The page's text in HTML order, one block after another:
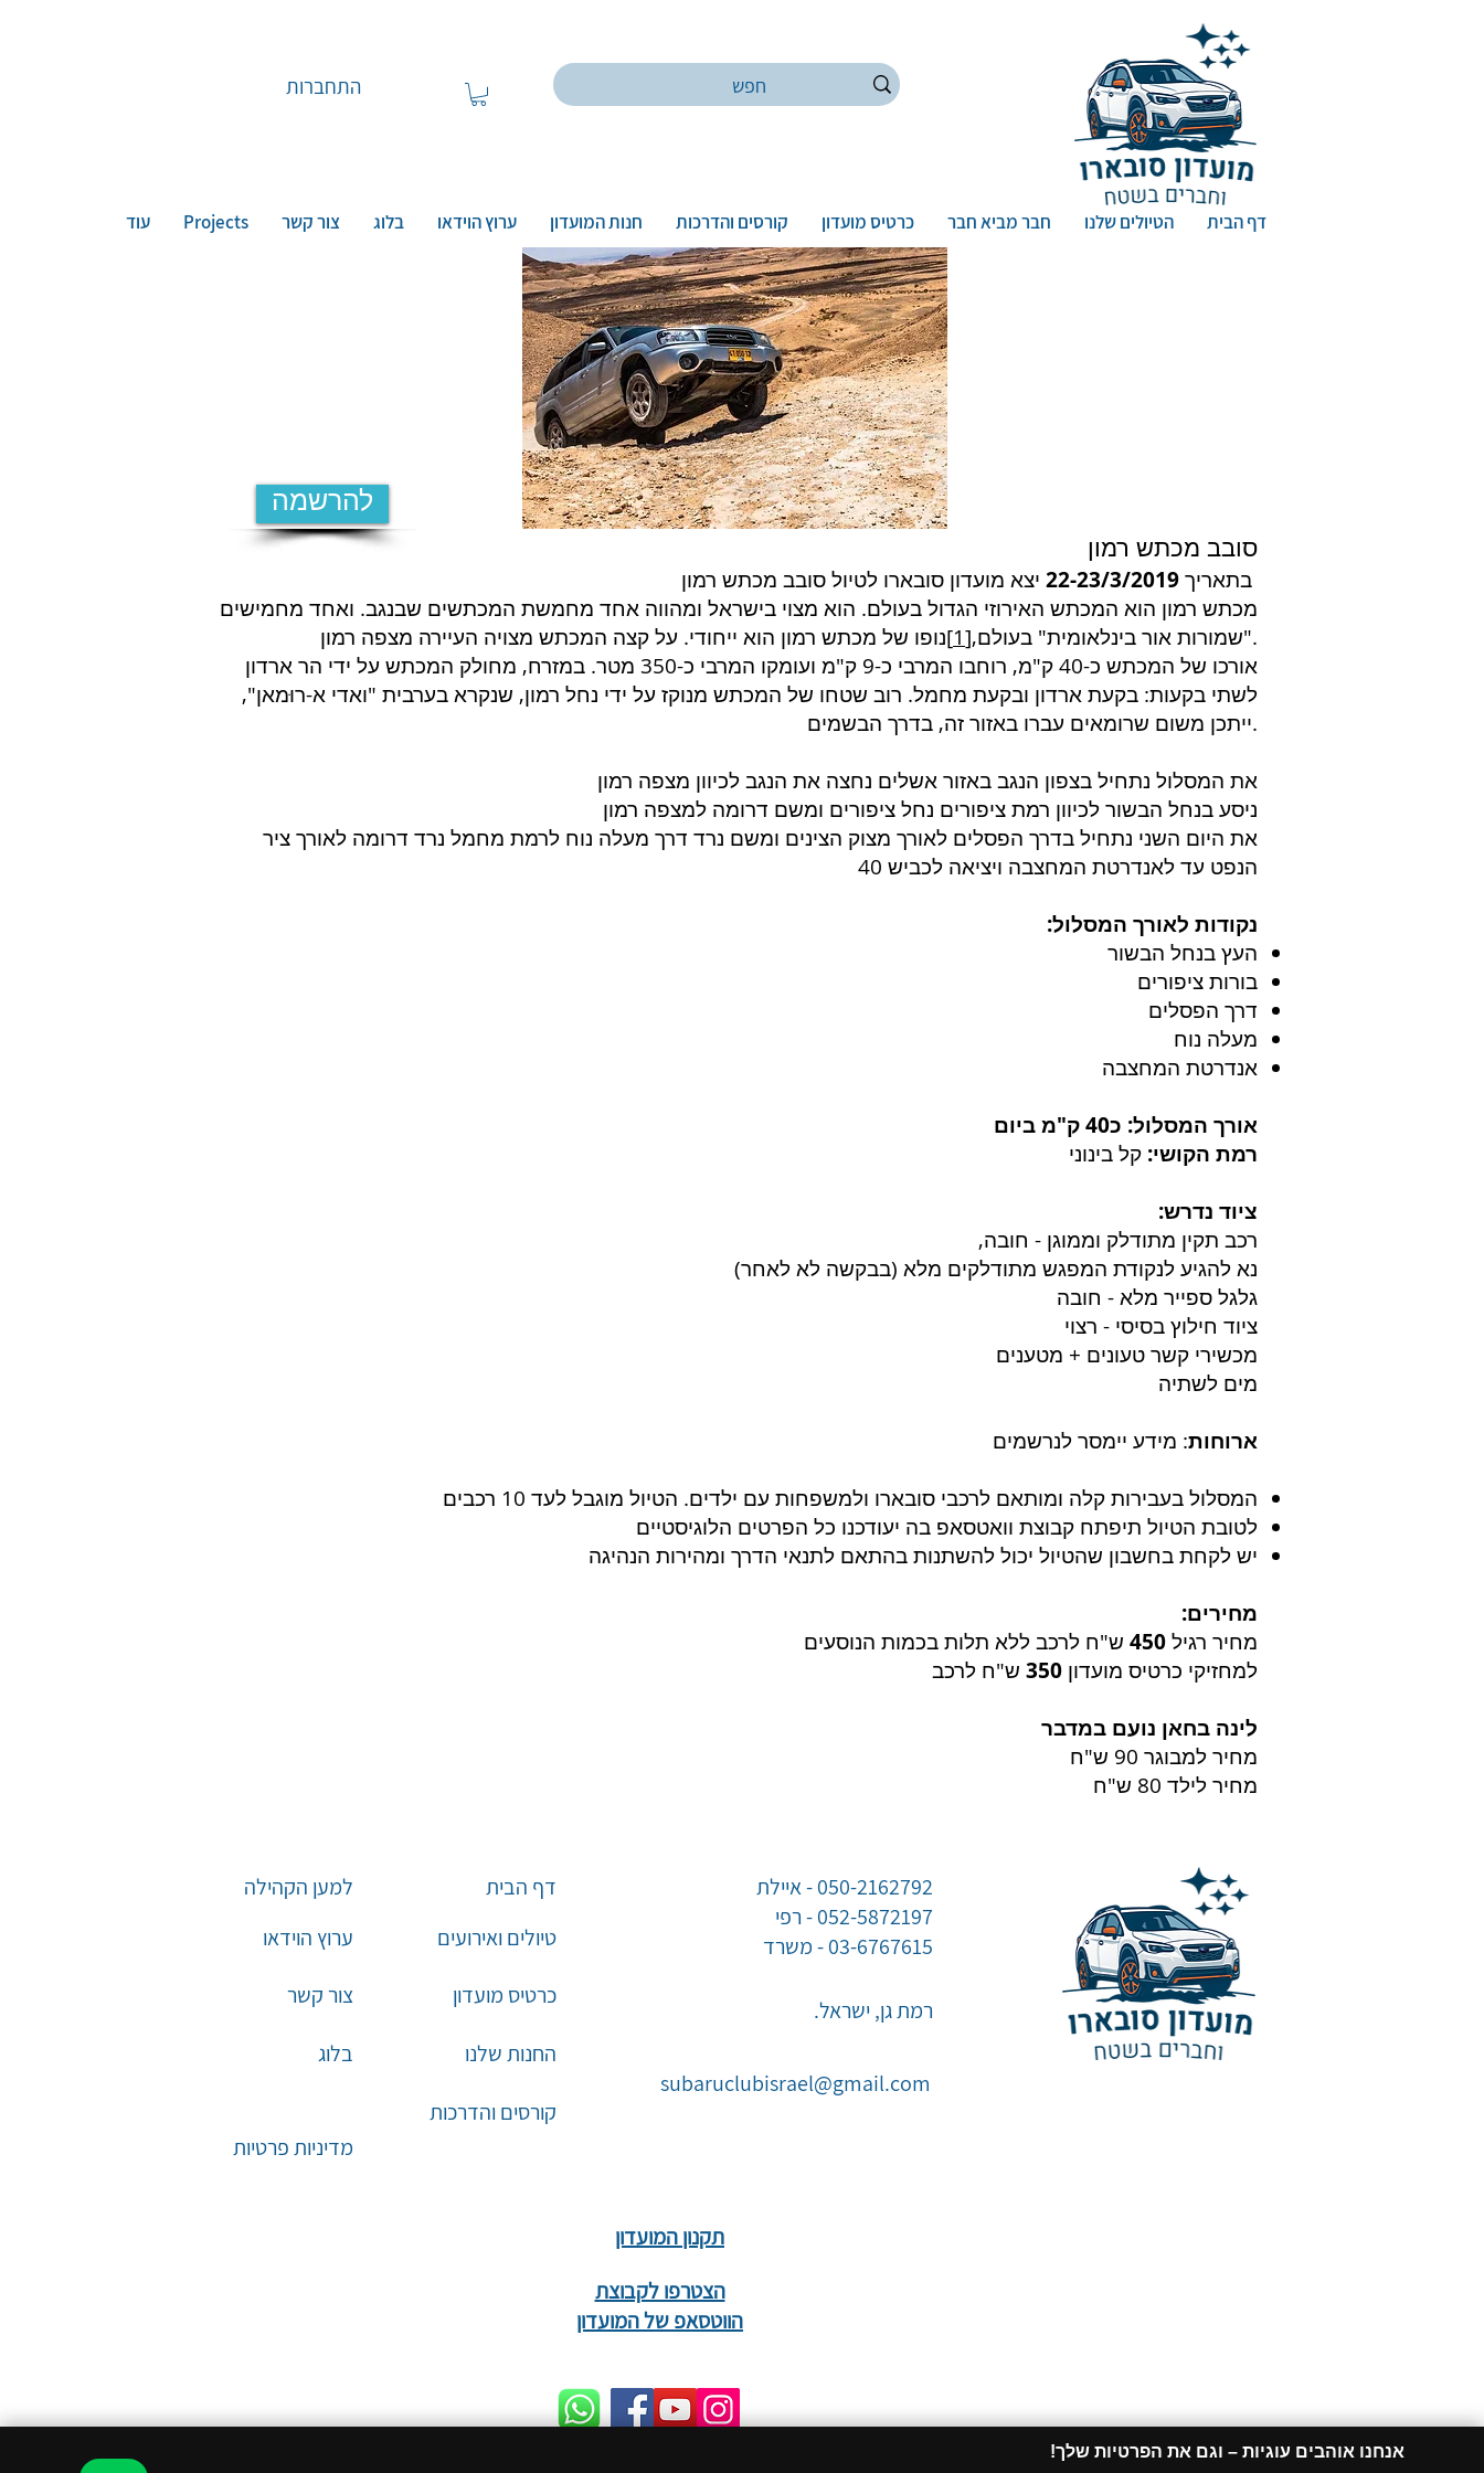
התחברות
דף הבית הטיולים שלנו חבר מביא חבר כרטיס מועדון קורסים והדרכות חנות המועדון ערוץ הוידאו בלוג צור קשר Projects עוד
להרשמה
סובב מכתש רמון
בתאריך22-23/3/2019
מכתש רמון הוא המכתש האירוזי הגדול בעולם. הוא מצוי בישראל ומהווה אחד מחמשת המכתשים שבנגב. ואחד מחמישים
"שמורות אור בינלאומית" בעולם,[1]
נופו של מכתש רמון הוא ייחודי. על קצה המכתש מצויה העיירה מצפה רמון.
אורכו של המכתש כ-40 ק"מ, רוחבו המרבי כ-9 ק"מ ועומקו המרבי כ-350 מטר. במזרח, מחולק המכתש על ידי הר ארדון
לשתי בקעות: בקעת ארדון ובקעת מחמל. רוב שטחו של המכתש מנוקז על ידי נחל רמון, שנקרא בערבית "ואדי א-רוּמאן",
ייתכן משום שרומאים עברו באזור זה, בדרך הבשמים.
את המסלול נתחיל בצפון הנגב באזור אשלים נחצה את הנגב לכיוון מצפה רמון
ניסע בנחל הבשור לכיוון רמת ציפורים נחל ציפורים ומשם דרומה למצפה רמון
את היום השני נתחיל בדרך הפסלים לאורך מצוק הצינים ומשם נרד דרך מעלה נוח לרמת מחמל נרד דרומה לאורך ציר
הנפט עד לאנדרטת המחצבה ויציאה לכביש 40
נקודות לאורך המסלול:
העץ בנחל הבשור
בורות ציפורים
דרך הפסלים
מעלה נוח
אנדרטת המחצבה
אורך המסלול: כ40 ק"מ ביום
רמת הקושי: קל בינוני
ציוד נדרש:
רכב תקין מתודלק וממוגן - חובה,
נא להגיע לנקודת המפגש מתודלקים מלא (בבקשה לא לאחר)
גלגל ספייר מלא - חובה
ציוד חילוץ בסיסי - רצוי
מכשירי קשר טעונים + מטענים
מים לשתיה
ארוחות: מידע יימסר לנרשמים
המסלול בעבירות קלה ומותאם לרכבי סובארו ולמשפחות עם ילדים. הטיול מוגבל לעד 10 רכבים
לטובת הטיול תיפתח קבוצת וואטסאפ בה יעודכנו כל הפרטים הלוגיסטיים
יש לקחת בחשבון שהטיול יכול להשתנות בהתאם לתנאי הדרך ומהירות הנהיגה
מחירים:
מחיר רגיל450 ש"ח לרכב ללא תלות בכמות הנוסעים
למחזיקי כרטיס מועדון 350 ש"ח לרכב
לינה בחאן נועם במדבר
מחיר למבוגר 90 ש"ח
מחיר לילד 80 ש"ח
למען הקהילה
ערוץ הוידאו
צור קשר
בלוג
דף הבית
טיולים ואירועים
כרטיס מועדון
החנות שלנו
קורסים והדרכות
050-2162792 - איילת
052-5872197 - רפי
03-6767615 - משרד
רמת גן, ישראל.
subaruclubisrael@gmail.com
מדיניות פרטיות
תקנון המועדון
הצטרפו לקבוצת
הווטסאפ של המועדון
אנחנו אוהבים עוגיות – וגם את הפרטיות שלך!​